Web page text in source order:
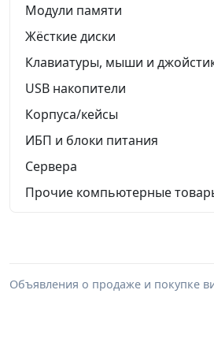
Модули памяти
Жёсткие диски
Клавиатуры, мыши и
USB накопители
Корпуса/кейсы
ИБП и блоки питания
Сервера
Прочие компьютерные
Объявления о продаже и покупке